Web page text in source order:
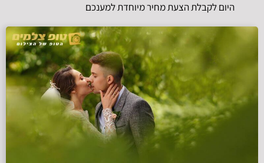
היום לקבלת הצעת מחיר מיוחדת למענכם